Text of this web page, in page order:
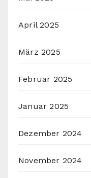
April 2025
März 2025
Februar 2025
Januar 2025
Dezember 2024
November 2024